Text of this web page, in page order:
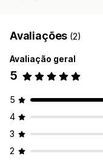
Avaliações (2)
Avaliação geral
5
5
4
3
2